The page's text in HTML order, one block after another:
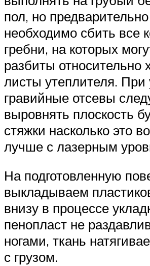
пол, но предварительно
необходимо сбить все
гребни, на которых
разбиты относительно
листы утеплителя. При
гравийные отсевы
выровнять плоскость
стяжки насколько это
лучше с лазерным
На подготовленную
выкладываем
внизу в процессе
пенопласт не
ногами, ткань
с грузом.